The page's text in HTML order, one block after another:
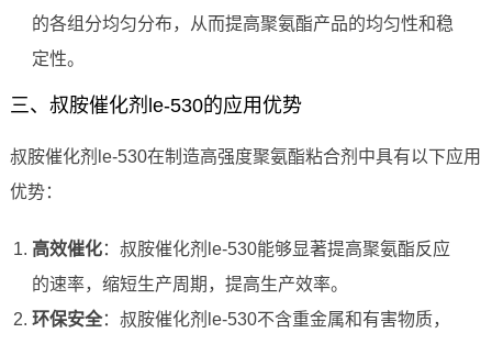
的各组分均匀分布，从而提高聚氨酯产品的均匀性和稳
定性。
三、叔胺催化剂le-530的应用优势
叔胺催化剂le-530在制造高强度聚氨酯粘合剂中具有以下应用
优势：
高效催化：叔胺催化剂le-530能够显著提高聚氨酯反应
的速率，缩短生产周期，提高生产效率。
环保安全：叔胺催化剂le-530不含重金属和有害物质，